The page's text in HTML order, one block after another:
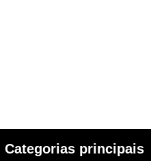
Categorias principais